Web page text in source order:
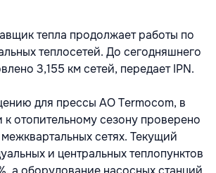
тепла продолжает работы по
теплосетей. До сегодняшнего
3,155 км сетей, передает IPN.
для прессы АО Termocom, в
к отопительному сезону проверено
сетях. Текущий
и центральных теплопунктов